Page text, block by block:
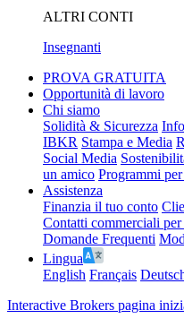
ALTRI CONTI
Insegnanti
PROVA GRATUITA
Opportunità di lavoro
Chi siamo
Solidità & Sicurezza
IBKR Stampa e Media
Social Media
un amico Programmi
Assistenza
Finanzia il tuo conto
Contatti commerciali
Domande Frequenti
Lingua
English Français
Interactive Brokers pagina